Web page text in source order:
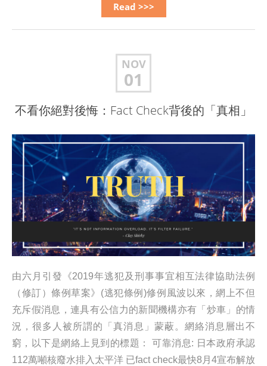
Read >>>
NOV
01
不看你絕對後悔：Fact Check背後的「真相」
由六月引發《2019年逃犯及刑事事宜相互法律協助法例
（修訂）條例草案》(逃犯條例)修例風波以來，網上不但
充斥假消息，連具有公信力的新聞機構亦有「炒車」的情
況，很多人被所謂的「真消息」蒙蔽。網絡消息層出不
窮，以下是網絡上見到的標題： 可靠消息: 日本政府承認
112萬噸核廢水排入太平洋 已fact check最快8月4宣布解放